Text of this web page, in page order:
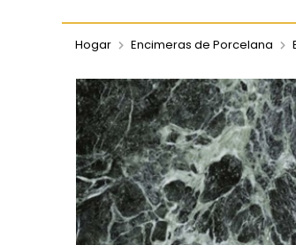
Hogar Encimeras de Porcelana